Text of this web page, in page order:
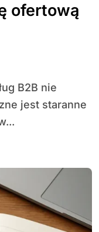
ofertową
jest staranne